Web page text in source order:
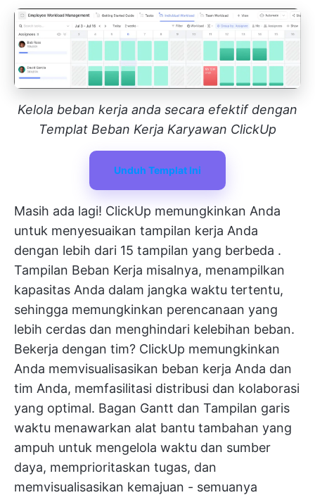
Kelola beban kerja anda secara efektif dengan
Templat Beban Kerja Karyawan ClickUp
Unduh Templat Ini
Masih ada lagi! ClickUp memungkinkan Anda
untuk menyesuaikan tampilan kerja Anda
dengan lebih dari 15 tampilan yang berbeda .
Tampilan Beban Kerja misalnya, menampilkan
kapasitas Anda dalam jangka waktu tertentu,
sehingga memungkinkan perencanaan yang
lebih cerdas dan menghindari kelebihan beban.
Bekerja dengan tim? ClickUp memungkinkan
Anda memvisualisasikan beban kerja Anda dan
tim Anda, memfasilitasi distribusi dan kolaborasi
yang optimal. Bagan Gantt dan Tampilan garis
waktu menawarkan alat bantu tambahan yang
ampuh untuk mengelola waktu dan sumber
daya, memprioritaskan tugas, dan
memvisualisasikan kemajuan - semuanya